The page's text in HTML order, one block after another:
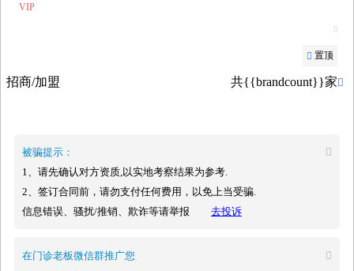
VIP

 置顶
招商/加盟 共{{brandcount}}家 
被骗提示：

1、请先确认对方资质,以实地考察结果为参考.
2、签订合同前，请勿支付任何费用，以免上当受骗.
信息错误、骚扰/推销、欺诈等请举报
去投诉
在门诊老板微信群推广您
